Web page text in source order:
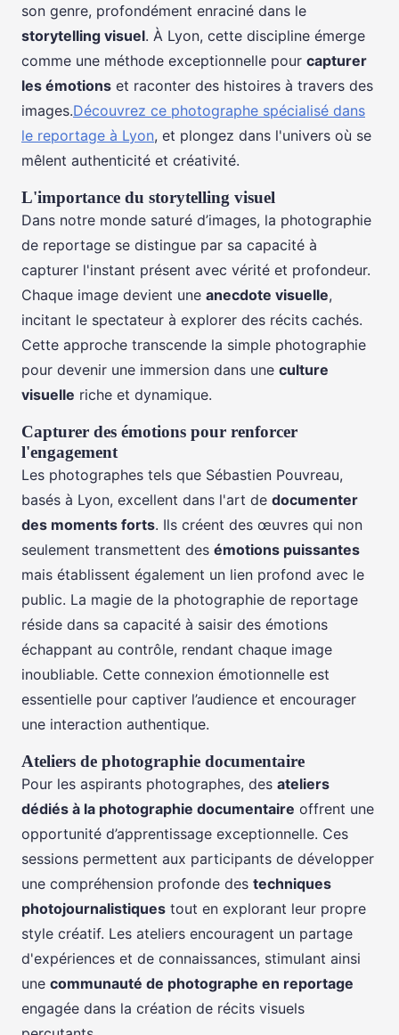
son genre, profondément enraciné dans le
storytelling visuel. À Lyon, cette discipline émerge
comme une méthode exceptionnelle pour capturer
les émotions et raconter des histoires à travers des
images.Découvrez ce photographe spécialisé dans
le reportage à Lyon, et plongez dans l'univers où se
mêlent authenticité et créativité.
L'importance du storytelling visuel
Dans notre monde saturé d’images, la photographie
de reportage se distingue par sa capacité à
capturer l'instant présent avec vérité et profondeur.
Chaque image devient une anecdote visuelle,
incitant le spectateur à explorer des récits cachés.
Cette approche transcende la simple photographie
pour devenir une immersion dans une culture
visuelle riche et dynamique.
Capturer des émotions pour renforcer
l'engagement
Les photographes tels que Sébastien Pouvreau,
basés à Lyon, excellent dans l'art de documenter
des moments forts. Ils créent des œuvres qui non
seulement transmettent des émotions puissantes
mais établissent également un lien profond avec le
public. La magie de la photographie de reportage
réside dans sa capacité à saisir des émotions
échappant au contrôle, rendant chaque image
inoubliable. Cette connexion émotionnelle est
essentielle pour captiver l’audience et encourager
une interaction authentique.
Ateliers de photographie documentaire
Pour les aspirants photographes, des ateliers
dédiés à la photographie documentaire offrent une
opportunité d’apprentissage exceptionnelle. Ces
sessions permettent aux participants de développer
une compréhension profonde des techniques
photojournalistiques tout en explorant leur propre
style créatif. Les ateliers encouragent un partage
d'expériences et de connaissances, stimulant ainsi
une communauté de photographe en reportage
engagée dans la création de récits visuels